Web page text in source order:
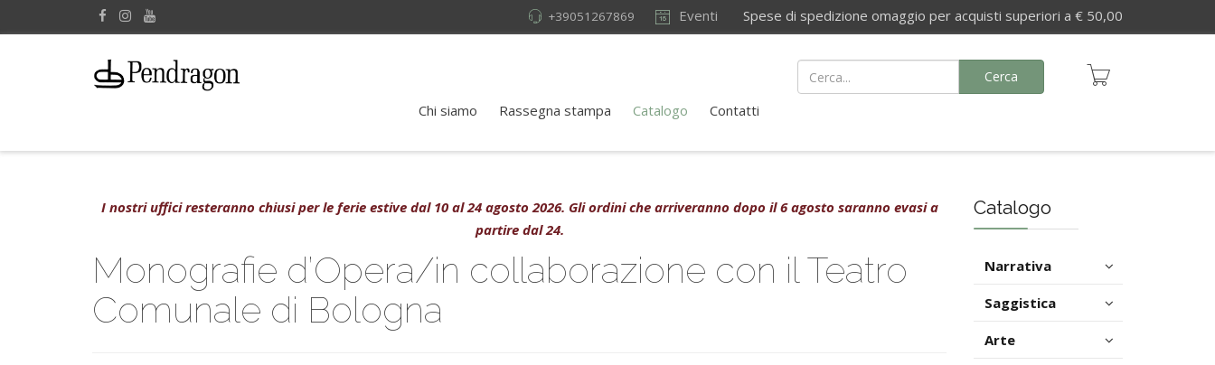
Eventi Spese di spedizione omaggio per acquisti superiori a € 50,00
+39051267869
Chi siamo Rassegna stampa Catalogo Contatti
Cerca
I nostri uffici resteranno chiusi per le ferie estive dal 10 al 24 agosto 2026. Gli ordini che arriveranno dopo il 6 agosto saranno evasi a
partire dal 24.
Monografie d’Opera/in collaborazione con il Teatro
Comunale di Bologna
Catalogo
Narrativa
Saggistica
Arte